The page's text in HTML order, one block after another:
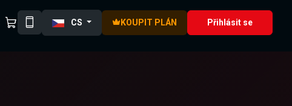
CS KOUPIT PLÁN Přihlásit se